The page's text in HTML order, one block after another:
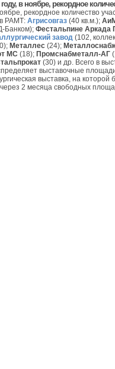
в ноябре, рекордное
рекордное количество
РАМТ: Агрисовгаз (40 кв.м.);
Банком); Фестальпине Аркада
завод (102,
Металлес (24);
МС (18); Промснабметалл-АГ
(30) и др. Всего в
выставочные
выставка, на
2 месяца свободных